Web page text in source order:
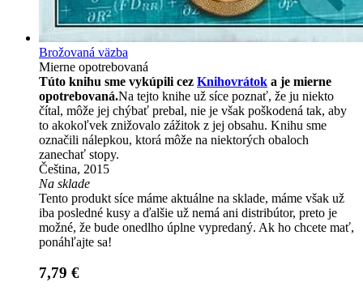
Brožovaná väzba
Mierne opotrebovaná
Túto knihu sme vykúpili cez Knihovrátok a je mierne
opotrebovaná.Na tejto knihe už síce poznať, že ju niekto
čítal, môže jej chýbať prebal, nie je však poškodená tak, aby
to akokoľvek znižovalo zážitok z jej obsahu. Knihu sme
označili nálepkou, ktorá môže na niektorých obaloch
zanechať stopy.
Čeština, 2015
Na sklade
Tento produkt síce máme aktuálne na sklade, máme však už
iba posledné kusy a ďalšie už nemá ani distribútor, preto je
možné, že bude onedlho úplne vypredaný. Ak ho chcete mať,
ponáhľajte sa!
7,79 €